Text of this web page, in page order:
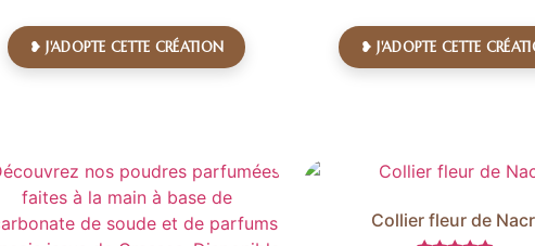
❥ J'ADOPTE CETTE CRÉATION ❥ J'ADOPTE CETTE
Collier fleur de